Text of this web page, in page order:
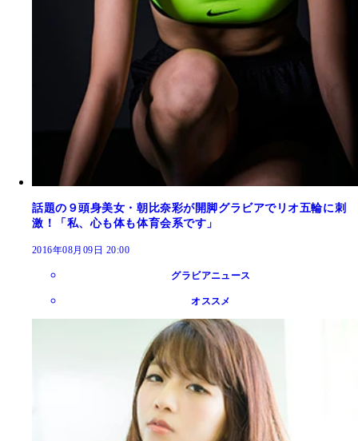
話題の９頭身美女・朝比奈彩が開脚グラビアでリオ五輪に刺
激！「私、心も体も体育会系です」
2016年08月09日 20:00
グラビアニュース
オススメ